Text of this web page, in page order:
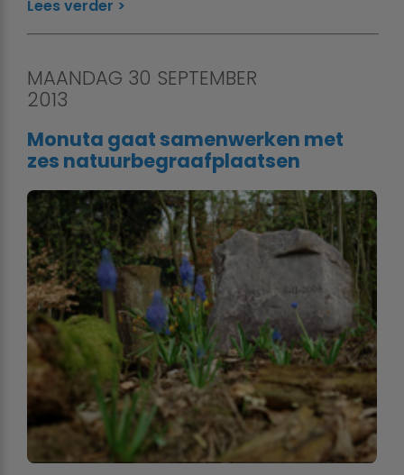
Lees verder
MAANDAG 30 SEPTEMBER
2013
Monuta gaat samenwerken met
zes natuurbegraafplaatsen